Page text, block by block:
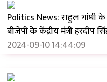
Politics News: राहुल गांधी
बीजेपी के केंद्रीय मंत्री हरदीप
2024-09-10 14:44:09